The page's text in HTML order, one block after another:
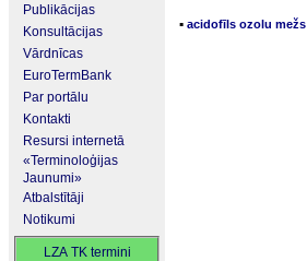
Publikācijas
Konsultācijas
Vārdnīcas
EuroTermBank
Par portālu
Kontakti
Resursi internetā
«Terminoloģijas
Jaunumi»
Atbalstītāji
Notikumi
LZA TK termini
▪ acidofīls ozolu mežs